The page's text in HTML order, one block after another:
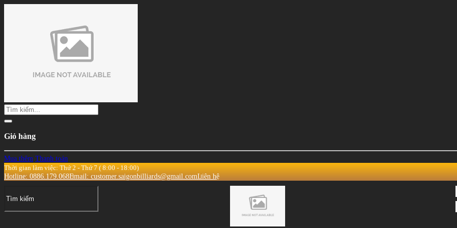
Giỏ hàng
Mua thêm Thanh toán
Thời gian làm việc: Thứ 2 - Thứ 7 ( 8:00 - 18:00)
Hotline: 0886.179.068Email: customer.saigonbilliards@gmail.comLiên hệ